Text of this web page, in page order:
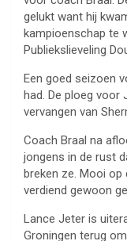
gelukt want hij
kampioenschap te
Publiekslieveling
Een goed seizoen
had. De ploeg voor
vervangen van
Coach Braal na
jongens in de rust
breken ze. Mooi op
verdiend gewoon
Lance Jeter is
Groningen terug